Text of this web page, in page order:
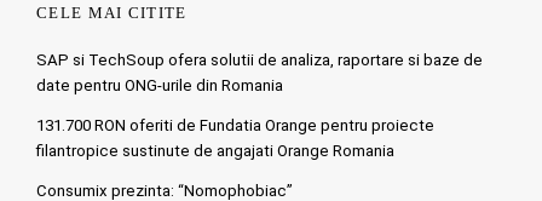
CELE MAI CITITE
SAP si TechSoup ofera solutii de analiza, raportare si baze de
date pentru ONG-urile din Romania
131.700 RON oferiti de Fundatia Orange pentru proiecte
filantropice sustinute de angajati Orange Romania
Consumix prezinta: “Nomophobiac”